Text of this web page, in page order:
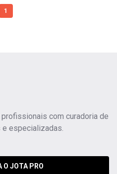
1
com curadoria de
especializadas.
O JOTA PRO